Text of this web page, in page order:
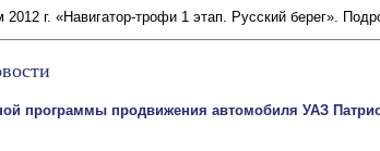
г. «Навигатор-трофи 1 этап. Русский берег».
программы продвижения автомобиля УАЗ